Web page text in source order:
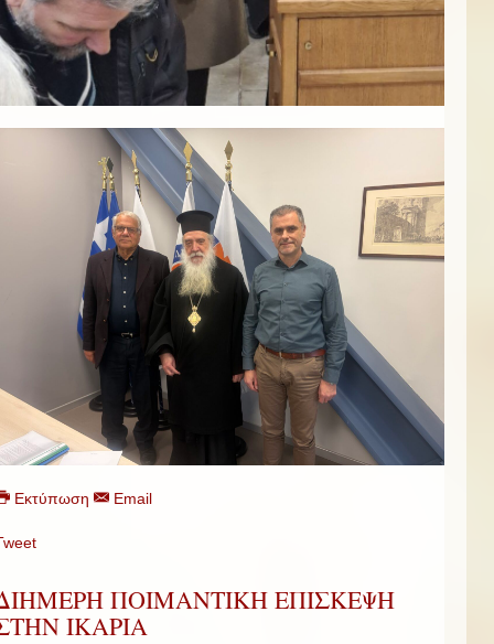
Εκτύπωση Email
ΠΟΙΜΑΝΤΙΚΗ ΕΠΙΣΚΕΨΗ
ΙΚΑΡΙΑ